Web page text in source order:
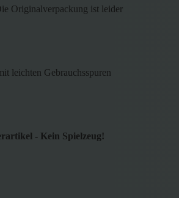
Originalverpackung ist leider
leichten Gebrauchsspuren
- Kein Spielzeug!